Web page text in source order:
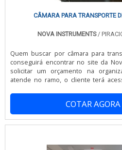
CÂMARA PARA TRANSPORTE
NOVA INSTRUMENTS/
Quem buscar por câmara para
conseguirá encontrar no site da
solicitar um orçamento na
atende no ramo, o cliente terá
ao pós-venda.Quando a
transporte de vacinas, com a Nova
encontrará assertividade e
pagamento disponíveis.ALGUNS
COTAR AGORA